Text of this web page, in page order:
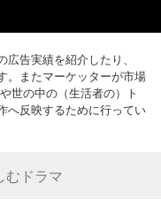
告実績を紹介したり、
。またマーケッターが市場
世の中の（生活者の）ト
へ反映するために行ってい
むドラマ